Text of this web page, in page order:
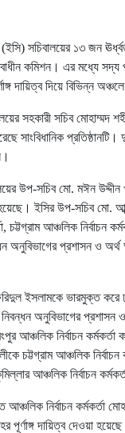
(ইসি) সচিবালয়ের ১৩ জন
কমিশন। এর মধ্যে সদ্য
দায়িত্ব দিয়ে বিভিন্ন
সহকারী সচিব মোহাম্মদ
সাংবিধানিক
উপ-সচিব মো. মঈন উদ্দীন
হয়েছে। ইসির উপ-সচিব মো.
চট্টগ্রাম আঞ্চলিক নির্বাচন
অনুবিভাগের প্রশাসন ও অর্থ
ইসলামকে ভারমুক্ত করে
অনুবিভাগের প্রশাসন
আঞ্চলিক নির্বাচন
চট্টগ্রাম আঞ্চলিক নির্বাচন
আঞ্চলিক নির্বাচন
নির্বাচন কর্মকর্তা
পূর্ণাঙ্গ দায়িত্ব দেওয়া